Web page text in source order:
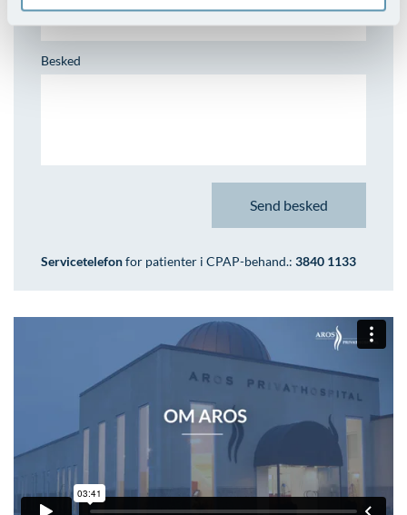
Besked
Servicetelefonfor patienter i CPAP-behand.: 3840 1133